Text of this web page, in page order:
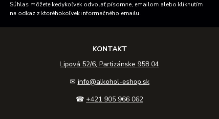
Súhlas môžete kedykoľvek odvolať písomne, emailom alebo kliknutím
na odkaz z ktoréhokoľvek informačného emailu.
KONTAKT
Lipová 52/6, Partizánske 958 04
✉ info@alkohol-eshop.sk
☎ +421 905 966 062